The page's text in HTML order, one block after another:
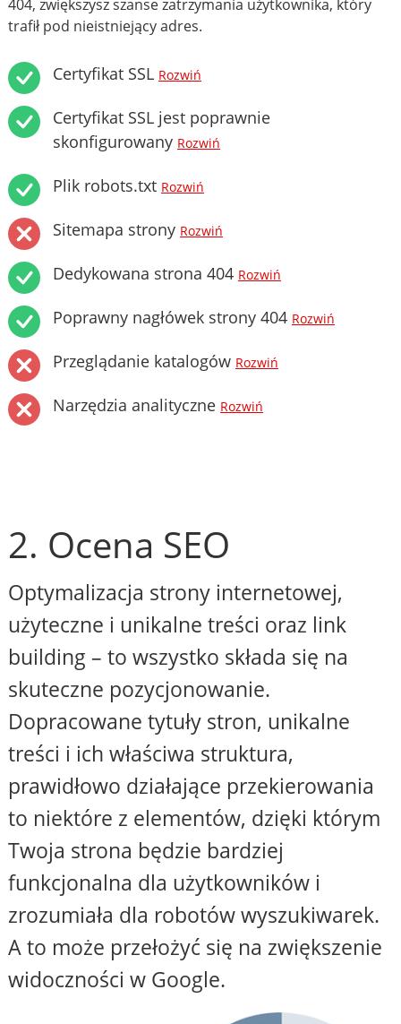
404, zwiększysz szanse zatrzymania użytkownika, który
trafił pod nieistniejący adres.
Certyfikat SSL Rozwiń
Certyfikat SSL jest poprawnie
skonfigurowany Rozwiń
Plik robots.txt Rozwiń
Sitemapa strony Rozwiń
Dedykowana strona 404 Rozwiń
Poprawny nagłówek strony 404 Rozwiń
Przeglądanie katalogów Rozwiń
Narzędzia analityczne Rozwiń
2. Ocena SEO
Optymalizacja strony internetowej,
użyteczne i unikalne treści oraz link
building – to wszystko składa się na
skuteczne pozycjonowanie.
Dopracowane tytuły stron, unikalne
treści i ich właściwa struktura,
prawidłowo działające przekierowania
to niektóre z elementów, dzięki którym
Twoja strona będzie bardziej
funkcjonalna dla użytkowników i
zrozumiała dla robotów wyszukiwarek.
A to może przełożyć się na zwiększenie
widoczności w Google.